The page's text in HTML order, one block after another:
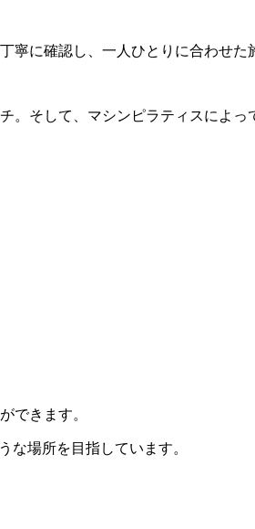
寧に確認し、一人ひとりに合わせた
そして、マシンピラティスによ
できます。
な場所を目指しています。